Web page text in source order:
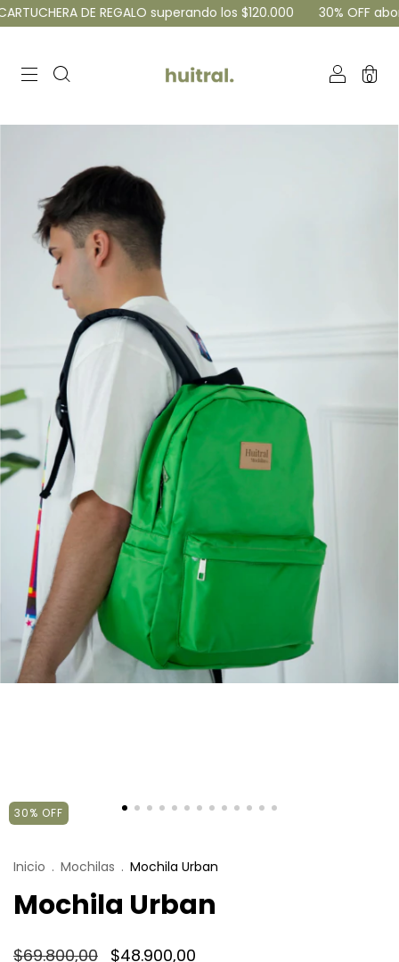
DE REGALO superando los $120.000 30% OFF abonando
0
30% OFF
Inicio . Mochilas . Mochila Urban
Mochila Urban
$69.800,00 $48.900,00